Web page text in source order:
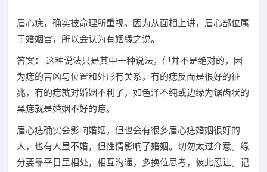
眉心痣，确实被命理所重视。因为从面相上讲，眉心部位属
于婚姻宫，所以会认为有姻缘之说。
答案： 这种说法只是其中一种说法，但并不是绝对的，因
为痣的吉凶与位置和外形有关系，有的痣反而是很好的征
兆，有的痣就对婚姻不利了，如色泽不纯或边缘为锯齿状的
黑痣就是婚姻不好的痣。
眉心痣确实会影响婚姻，但也会有很多眉心痣婚姻很好的
人，也有人虽不婚，但性情影响了婚姻。切勿太过介意。缘
分要靠平日里相处，相互沟通，多换位思考，彼此忍让。记